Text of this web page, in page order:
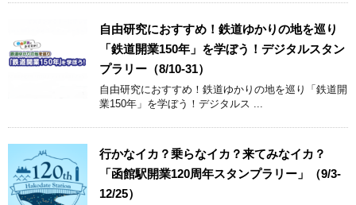
自由研究におすすめ！鉄道ゆかりの地を巡り
「鉄道開業150年」を学ぼう！デジタルスタン
プラリー（8/10-31）
自由研究におすすめ！鉄道ゆかりの地を巡り「鉄道開
業150年」を学ぼう！デジタルス ...
行かなイカ？乗らなイカ？来てみなイカ？
「函館駅開業120周年スタンプラリー」（9/3-
12/25）